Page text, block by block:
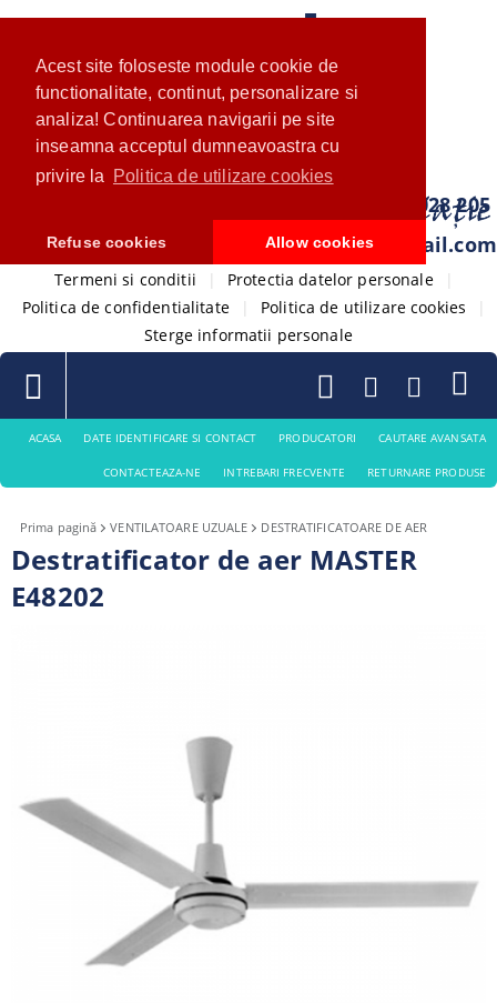
Acest site foloseste module cookie de
functionalitate, continut, personalizare si
analiza! Continuarea navigarii pe site
inseamna acceptul dumneavoastra cu
privire la
Politica de utilizare cookies
Refuse cookies Allow cookies
0733 028 205
com.ventistore@gmail.com
Termeni si conditii Protectia datelor personale
Politica de confidentialitate
Politica de utilizare cookies
Sterge informatii personale
ACASA DATE IDENTIFICARE SI CONTACT PRODUCATORI CAUTARE AVANSATA
CONTACTEAZA-NE INTREBARI FRECVENTE RETURNARE PRODUSE
Prima pagină VENTILATOARE UZUALE DESTRATIFICATOARE DE AER
Destratificator de aer MASTER
E48202